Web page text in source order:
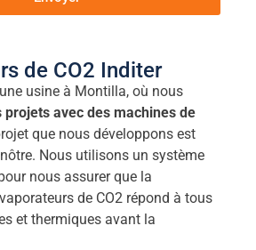
de CO2 Inditer
usine à Montilla, où nous
projets avec des machines de
que nous développons est
Nous utilisons un système
nous assurer que la
de CO2 répond à tous
et thermiques avant la